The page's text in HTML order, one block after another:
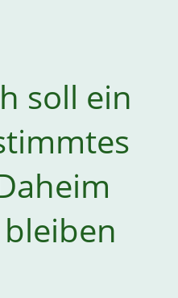
soll ein